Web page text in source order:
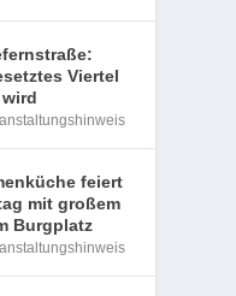
Viertel
feiert
mit großem
Burgplatz